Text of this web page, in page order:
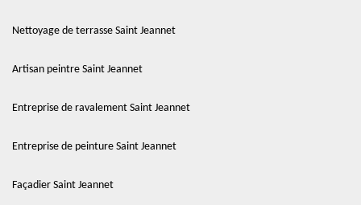
Nettoyage de terrasse Saint Jeannet
Artisan peintre Saint Jeannet
Entreprise de ravalement Saint Jeannet
Entreprise de peinture Saint Jeannet
Façadier Saint Jeannet